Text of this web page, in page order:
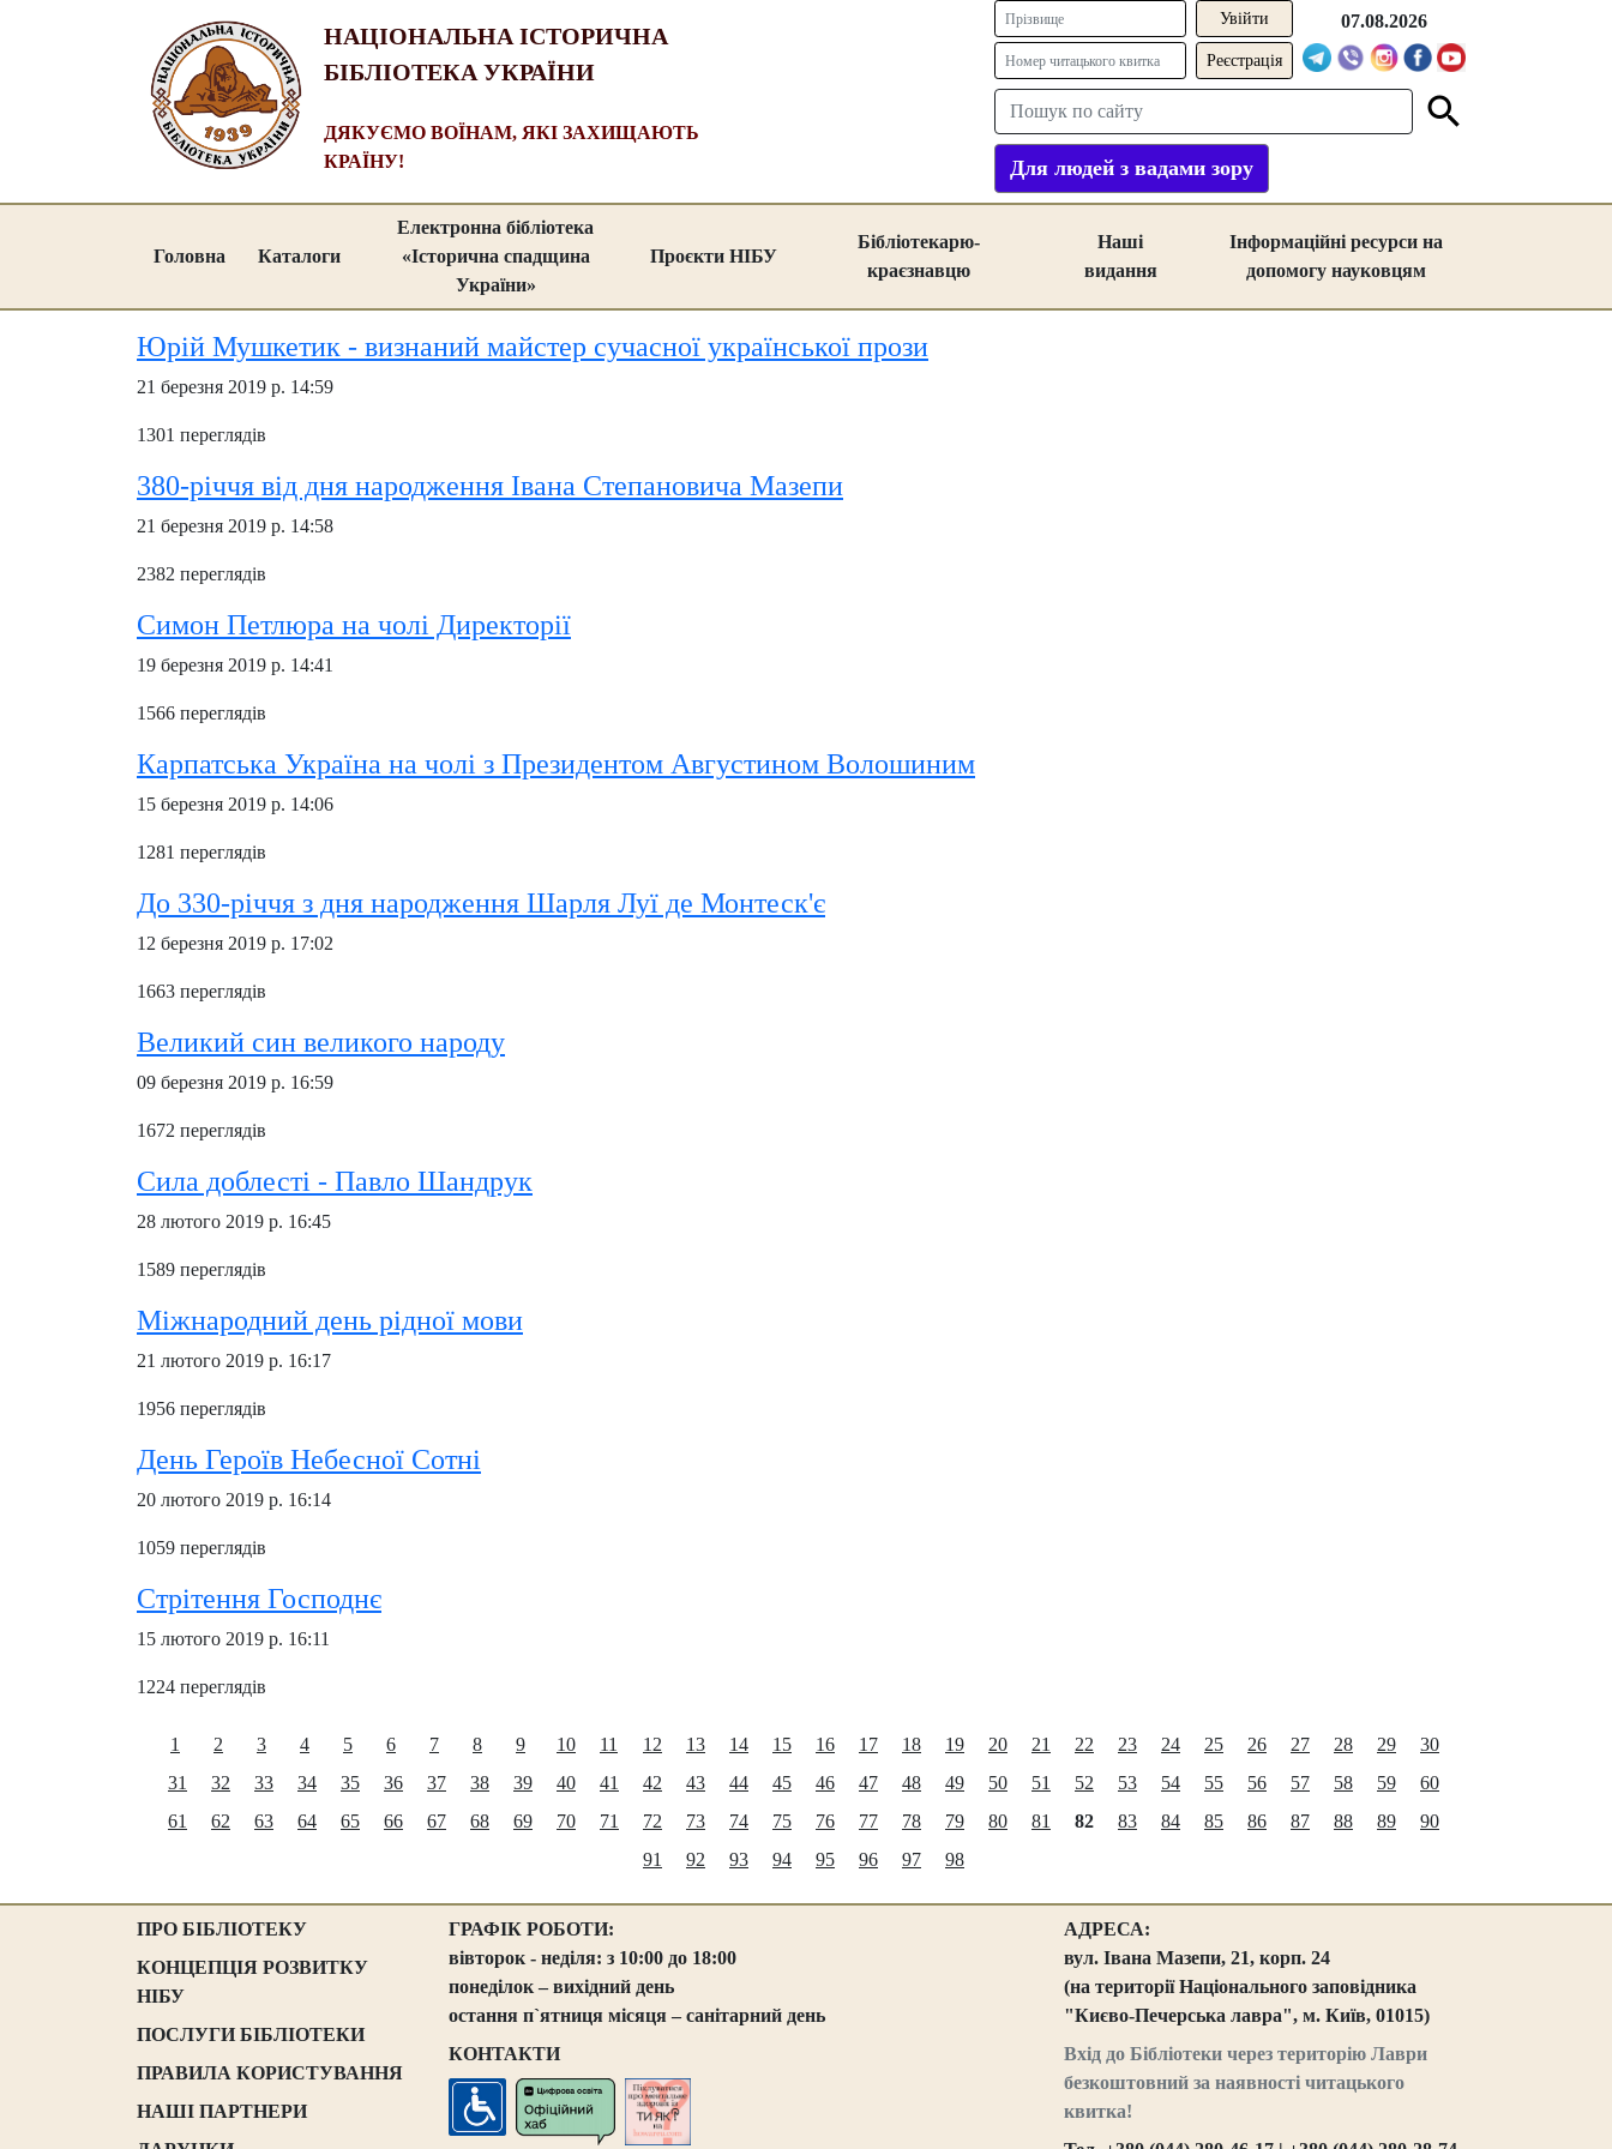
НАЦІОНАЛЬНА ІСТОРИЧНА
БІБЛІОТЕКА УКРАЇНИ
ДЯКУЄМО ВОЇНАМ, ЯКІ ЗАХИЩАЮТЬ
КРАЇНУ!
Реєстрація
07.08.2026
Для людей з вадами зору
Головна Каталоги
Електронна бібліотека
«Історична спадщина
України»
Проєкти НІБУ
Бібліотекарю-
краєзнавцю
Наші
видання
Інформаційні ресурси на
допомогу науковцям
Юрій Мушкетик - визнаний майстер сучасної української прози
21 березня 2019 р. 14:59
1301 переглядів
380-річчя від дня народження Івана Степановича Мазепи
21 березня 2019 р. 14:58
2382 переглядів
Симон Петлюра на чолі Директорії
19 березня 2019 р. 14:41
1566 переглядів
Карпатська Україна на чолі з Президентом Августином Волошиним
15 березня 2019 р. 14:06
1281 переглядів
До 330-річчя з дня народження Шарля Луї де Монтеск'є
12 березня 2019 р. 17:02
1663 переглядів
Великий син великого народу
09 березня 2019 р. 16:59
1672 переглядів
Сила доблесті - Павло Шандрук
28 лютого 2019 р. 16:45
1589 переглядів
Міжнародний день рідної мови
21 лютого 2019 р. 16:17
1956 переглядів
День Героїв Небесної Сотні
20 лютого 2019 р. 16:14
1059 переглядів
Стрітення Господнє
15 лютого 2019 р. 16:11
1224 переглядів
1 2 3 4 5 6 7 8 9 10 11 12 13 14 15 16 17 18 19 20 21 22 23 24 25 26 27 28 29
30
31
32 33 34 35 36 37 38 39 40 41 42 43 44 45 46 47 48 49 50 51 52 53 54 55 56 57 58 59
60
61
62 63 64 65 66 67 68 69 70 71 72 73 74 75 76 77 78 79 80 81 82 83 84 85 86 87 88 89
90
91
92 93 94 95 96 97 98
ПРО БІБЛІОТЕКУ
КОНЦЕПЦІЯ РОЗВИТКУ
НІБУ
ПОСЛУГИ БІБЛІОТЕКИ
ПРАВИЛА КОРИСТУВАННЯ
НАШІ ПАРТНЕРИ
ГРАФІК РОБОТИ:
вівторок - неділя: з 10:00 до 18:00
понеділок – вихідний день
остання п`ятниця місяця – санітарний день
КОНТАКТИ
АДРЕСА:
вул. Івана Мазепи, 21, корп. 24
(на території Національного заповідника
"Києво-Печерська лавра", м. Київ, 01015)
Вхід до Бібліотеки через територію Лаври
безкоштовний за наявності читацького
квитка!